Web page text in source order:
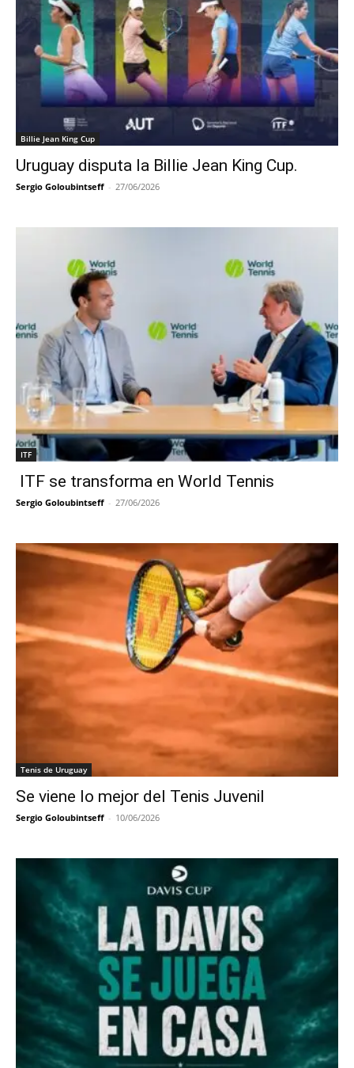
Billie Jean King Cup
Uruguay disputa la Billie Jean King Cup.
Sergio Goloubintseff - 27/06/2026
ITF
ITF se transforma en World Tennis
Sergio Goloubintseff - 27/06/2026
Tenis de Uruguay
Se viene lo mejor del Tenis Juvenil
Sergio Goloubintseff - 10/06/2026